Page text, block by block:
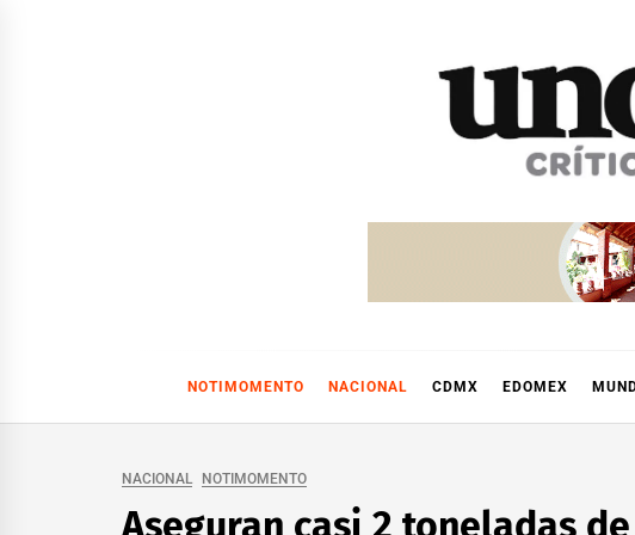
NOTIMOMENTO NACIONAL CDMX EDOMEX
NACIONAL NOTIMOMENTO
Aseguran casi 2 toneladas